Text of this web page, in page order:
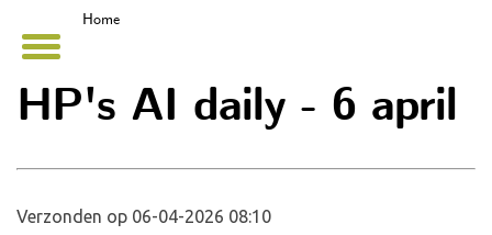
Home
HP's AI daily - 6 april
Verzonden op 06-04-2026 08:10